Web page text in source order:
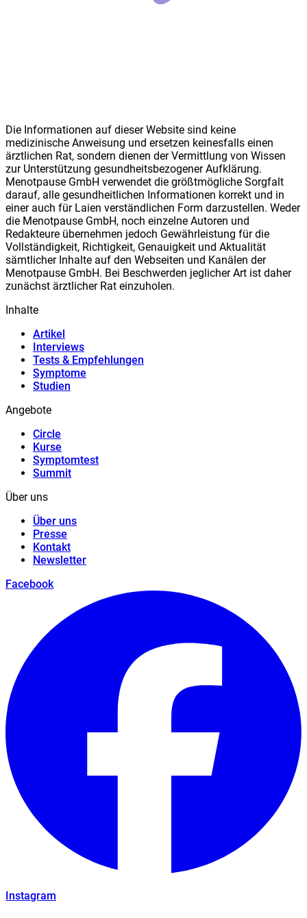
Die Informationen auf dieser Website sind keine
medizinische Anweisung und ersetzen keinesfalls einen
ärztlichen Rat, sondern dienen der Vermittlung von Wissen
zur Unterstützung gesundheitsbezogener Aufklärung.
Menotpause GmbH verwendet die größtmögliche Sorgfalt
darauf, alle gesundheitlichen Informationen korrekt und in
einer auch für Laien verständlichen Form darzustellen. Weder
die Menotpause GmbH, noch einzelne Autoren und
Redakteure übernehmen jedoch Gewährleistung für die
Vollständigkeit, Richtigkeit, Genauigkeit und Aktualität
sämtlicher Inhalte auf den Webseiten und Kanälen der
Menotpause GmbH. Bei Beschwerden jeglicher Art ist daher
zunächst ärztlicher Rat einzuholen.
Inhalte
Artikel
Interviews
Tests & Empfehlungen
Symptome
Studien
Angebote
Circle
Kurse
Symptomtest
Summit
Über uns
Über uns
Presse
Kontakt
Newsletter
Facebook
Instagram